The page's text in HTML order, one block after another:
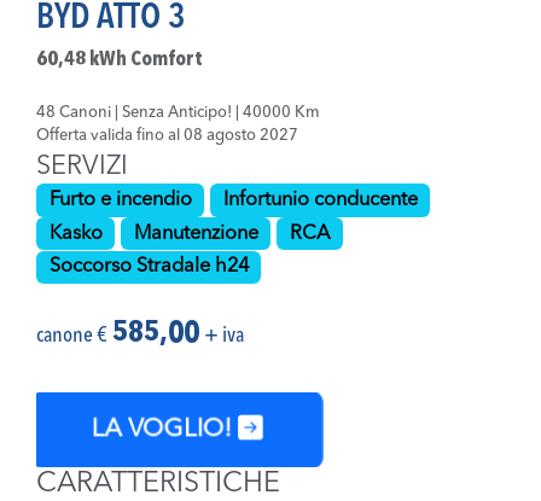
BYD ATTO 3
60,48 kWh Comfort
48 Canoni | Senza Anticipo! | 40000 Km
Offerta valida fino al 08 agosto 2027
SERVIZI
Furto e incendio
Infortunio conducente
Kasko
Manutenzione
RCA
Soccorso Stradale h24
canone € 585,00 + iva
LA VOGLIO!
CARATTERISTICHE